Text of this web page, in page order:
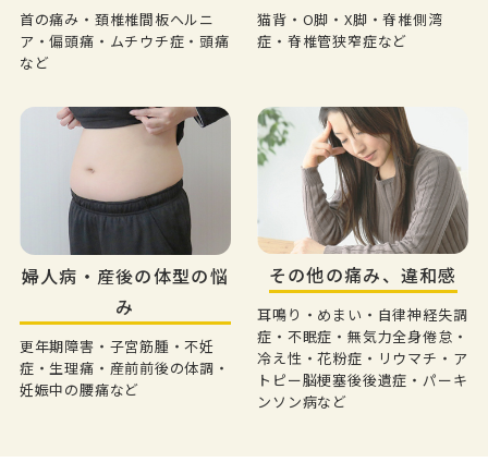
首の痛み・頚椎椎間板ヘルニ
ア・偏頭痛・ムチウチ症・頭痛
など
猫背・O脚・X脚・脊椎側湾
症・脊椎管狭窄症など
婦人病・産後の体型の悩
み
更年期障害・子宮筋腫・不妊
症・生理痛・産前前後の体調・
妊娠中の腰痛など
その他の痛み、違和感
耳鳴り・めまい・自律神経失調
症・不眠症・無気力全身倦怠・
冷え性・花粉症・リウマチ・ア
トピー脳梗塞後後遺症・パーキ
ンソン病など